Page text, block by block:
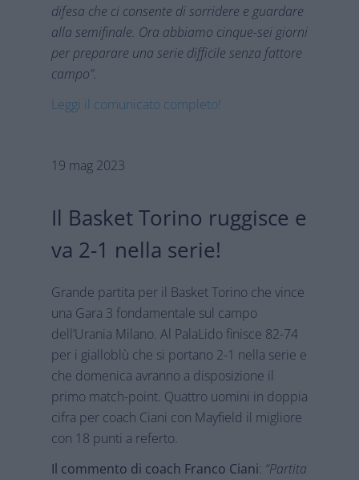
difesa che ci consente di sorridere e guardare
alla semifinale. Ora abbiamo cinque-sei giorni
per preparare una serie difficile senza fattore
campo”.
Leggi il comunicato completo!
19 mag 2023
Il Basket Torino ruggisce e
va 2-1 nella serie!
Grande partita per il Basket Torino che vince
una Gara 3 fondamentale sul campo
dell’Urania Milano. Al PalaLido finisce 82-74
per i gialloblù che si portano 2-1 nella serie e
che domenica avranno a disposizione il
primo match-point. Quattro uomini in doppia
cifra per coach Ciani con Mayfield il migliore
con 18 punti a referto.
Il commento di coach Franco Ciani: “Partita